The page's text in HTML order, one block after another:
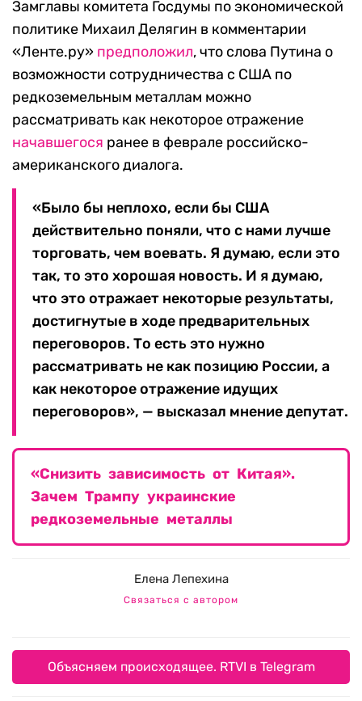
Замглавы комитета Госдумы по экономической
политике Михаил Делягин в комментарии
«Ленте.ру» предположил, что слова Путина о
возможности сотрудничества с США по
редкоземельным металлам можно
рассматривать как некоторое отражение
начавшегося ранее в феврале российско-
американского диалога.
«Было бы неплохо, если бы США
действительно поняли, что с нами лучше
торговать, чем воевать. Я думаю, если это
так, то это хорошая новость. И я думаю,
что это отражает некоторые результаты,
достигнутые в ходе предварительных
переговоров. То есть это нужно
рассматривать не как позицию России, а
как некоторое отражение идущих
переговоров», — высказал мнение депутат.
«Снизить зависимость от Китая».
Зачем Трампу украинские
редкоземельные металлы
Елена Лепехина
Связаться с автором
Объясняем происходящее. RTVI в Telegram